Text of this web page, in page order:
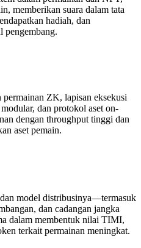
memberikan suara dalam tata
hadiah, dan
pengembang.
ZK, lapisan eksekusi
dan protokol aset on-
dengan throughput tinggi dan
aset pemain.
model distribusinya—termasuk
dan cadangan jangka
dalam membentuk nilai TIMI,
terkait permainan meningkat.